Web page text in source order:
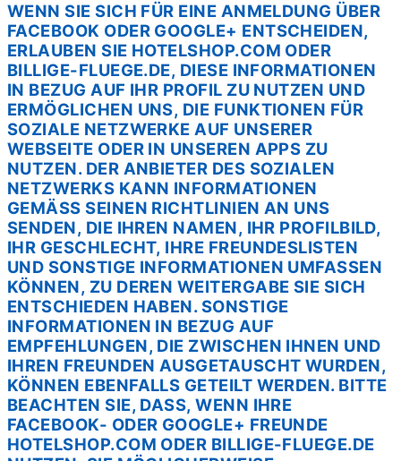
WENN SIE SICH FÜR EINE ANMELDUNG ÜBER
FACEBOOK ODER GOOGLE+ ENTSCHEIDEN,
ERLAUBEN SIE HOTELSHOP.COM ODER
BILLIGE-FLUEGE.DE, DIESE INFORMATIONEN
IN BEZUG AUF IHR PROFIL ZU NUTZEN UND
ERMÖGLICHEN UNS, DIE FUNKTIONEN FÜR
SOZIALE NETZWERKE AUF UNSERER
WEBSEITE ODER IN UNSEREN APPS ZU
NUTZEN. DER ANBIETER DES SOZIALEN
NETZWERKS KANN INFORMATIONEN
GEMÄSS SEINEN RICHTLINIEN AN UNS S
ENDEN, DIE IHREN NAMEN, IHR PROFILBILD, I
HR GESCHLECHT, IHRE FREUNDESLISTEN U
ND SONSTIGE INFORMATIONEN UMFASSEN K
ÖNNEN, ZU DEREN WEITERGABE SIE SICH
ENTSCHIEDEN HABEN. SONSTIGE I
NFORMATIONEN IN BEZUG AUF E
MPFEHLUNGEN, DIE ZWISCHEN IHNEN UND I
HREN FREUNDEN AUSGETAUSCHT WURDEN, K
ÖNNEN EBENFALLS GETEILT WERDEN. BITTE B
EACHTEN SIE, DASS, WENN IHRE
FACEBOOK- ODER GOOGLE+ FREUNDE H
OTELSHOP.COM ODER BILLIGE-FLUEGE.DE N